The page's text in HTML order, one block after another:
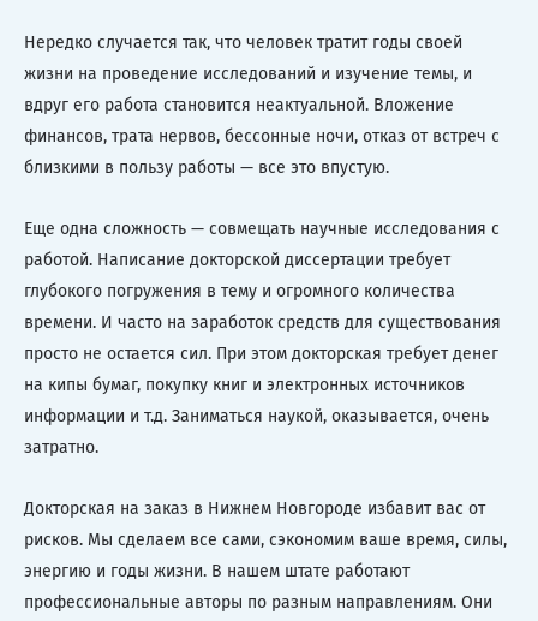
Нередко случается так, что человек тратит годы своей
жизни на проведение исследований и изучение темы, и
вдруг его работа становится неактуальной. Вложение
финансов, трата нервов, бессонные ночи, отказ от встреч с
близкими в пользу работы — все это впустую.
Еще одна сложность — совмещать научные исследования с
работой. Написание докторской диссертации требует
глубокого погружения в тему и огромного количества
времени. И часто на заработок средств для существования
просто не остается сил. При этом докторская требует денег
на кипы бумаг, покупку книг и электронных источников
информации и т.д. Заниматься наукой, оказывается, очень
затратно.
Докторская на заказ в Нижнем Новгороде избавит вас от
рисков. Мы сделаем все сами, сэкономим ваше время, силы,
энергию и годы жизни. В нашем штате работают
профессиональные авторы по разным направлениям. Они